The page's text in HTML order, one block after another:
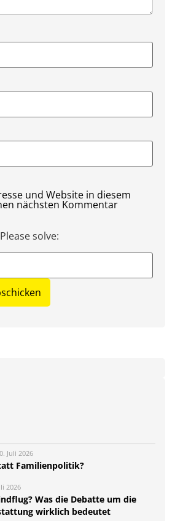
und Website in diesem
nächsten Kommentar
solve:
Juli 2026
Familienpolitik?
2026
Was die Debatte um die
wirklich bedeutet